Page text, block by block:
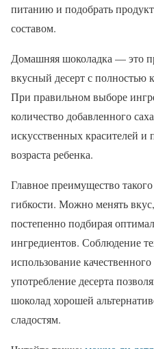
питанию и подобрать
составом.
Домашняя шоколадка — это
вкусный десерт с полностью
При правильном выборе
количество добавленного
искусственных красителей и
возраста ребенка.
Главное преимущество
гибкости. Можно менять
постепенно подбирая
ингредиентов. Соблюдение
использование
употребление десерта
шоколад хорошей
сладостям.